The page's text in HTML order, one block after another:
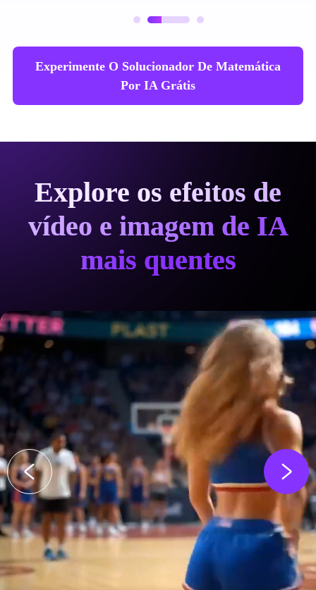
Experimente O Solucionador De Matemática
Por IA Grátis
Explore os efeitos de
vídeo e imagem de IA
mais quentes